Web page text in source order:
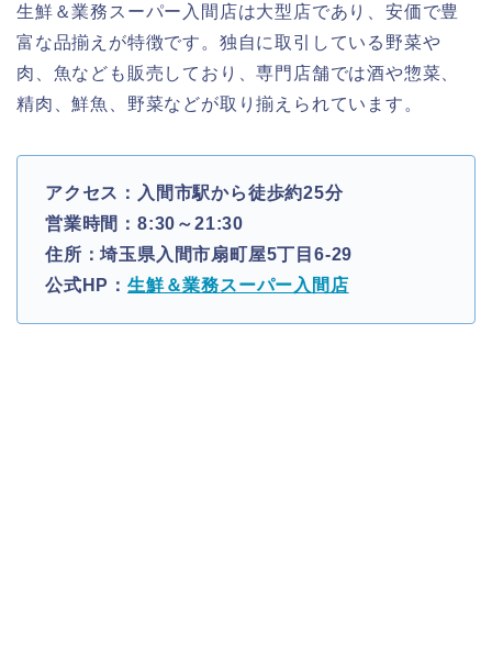
生鮮＆業務スーパー入間店は大型店であり、安価で豊
富な品揃えが特徴です。独自に取引している野菜や
肉、魚なども販売しており、専門店舗では酒や惣菜、
精肉、鮮魚、野菜などが取り揃えられています。
アクセス：入間市駅から徒歩約25分
営業時間：8:30～21:30
住所：埼玉県入間市扇町屋5丁目6-29
公式HP： 生鮮＆業務スーパー入間店